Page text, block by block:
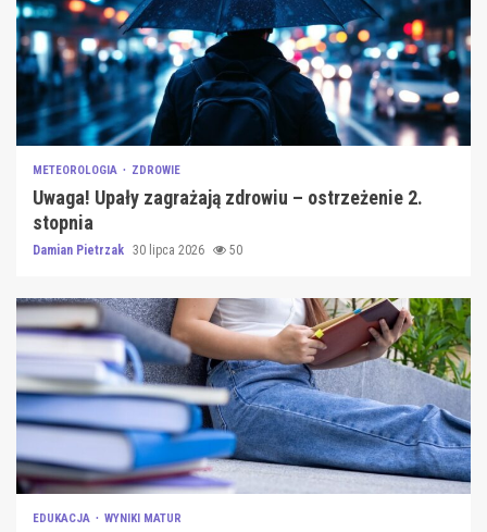
METEOROLOGIA ZDROWIE
Uwaga! Upały zagrażają zdrowiu – ostrzeżenie 2.
stopnia
Damian Pietrzak 30 lipca 2026 50
EDUKACJA WYNIKI MATUR